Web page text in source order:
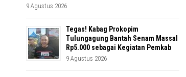
9 Agustus 2026
Tegas! Kabag Prokopim
Tulungagung Bantah Senam Massal
Rp5.000 sebagai Kegiatan Pemkab
9 Agustus 2026